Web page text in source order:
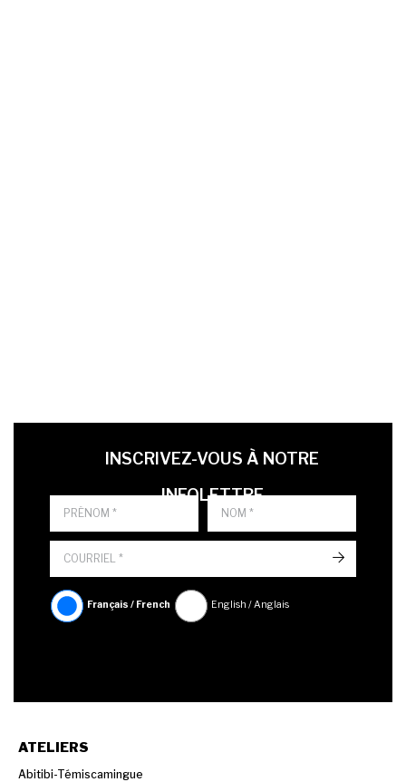
PRÉNOM
LAST NAME
INSCRIVEZ-VOUS À NOTRE
INFOLETTRE
LANGUE
Français / French English / Anglais
->
ATELIERS
Abitibi-Témiscamingue